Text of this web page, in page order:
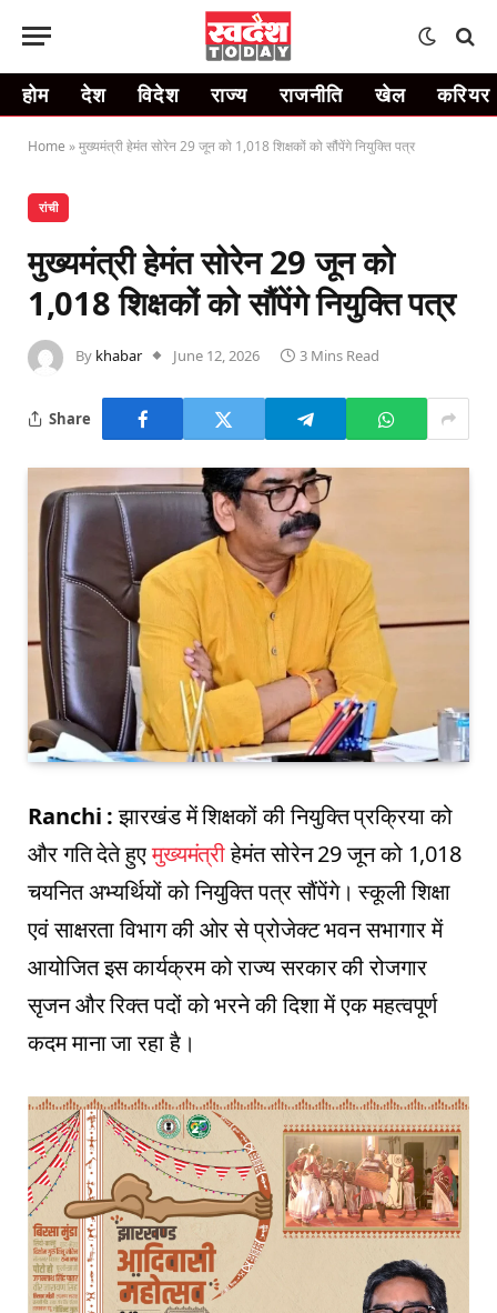
होम देश विदेश राज्य राजनीति खेल करियर
Home »मुख्यमंत्री हेमंत सोरेन 29 जून को 1,018 शिक्षकों को सौंपेंगे नियुक्ति पत्र
रांची
मुख्यमंत्री हेमंत सोरेन 29 जून को
1,018 शिक्षकों को सौंपेंगे नियुक्ति पत्र
By khabar June 12, 2026 3 Mins Read
Share
Ranchi :झारखंड में शिक्षकों की नियुक्ति प्रक्रिया को
और गति देते हुएमुख्यमंत्रीहेमंत सोरेन 29 जून को 1,018
चयनित अभ्यर्थियों को नियुक्ति पत्र सौंपेंगे। स्कूली शिक्षा
एवं साक्षरता विभाग की ओर से प्रोजेक्ट भवन सभागार में
आयोजित इस कार्यक्रम को राज्य सरकार की रोजगार
सृजन और रिक्त पदों को भरने की दिशा में एक महत्वपूर्ण
कदम माना जा रहा है।